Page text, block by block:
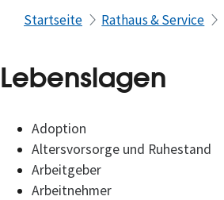
Startseite Rathaus & Service
Lebenslagen
Adoption
Altersvorsorge und Ruhestand
Arbeitgeber
Arbeitnehmer